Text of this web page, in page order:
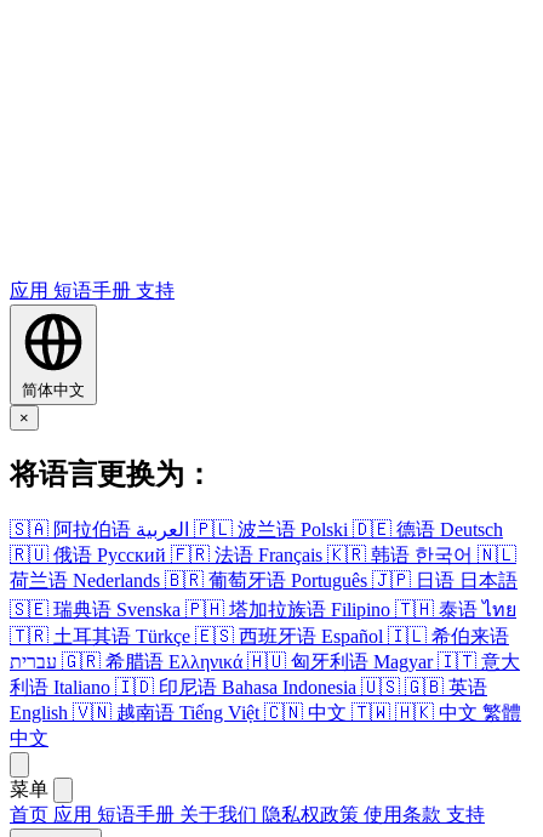
应用 短语​手册 支持
简体中文
×
将​语言​更换​为​：
🇸🇦 阿拉伯语 العربية 🇵🇱 波兰语 Polski 🇩🇪 德语 Deutsch
🇷🇺 俄语 Русский 🇫🇷 法语 Français 🇰🇷 韩语 한국어 🇳🇱
荷兰语 Nederlands 🇧🇷 葡萄牙语 Português 🇯🇵 日语 日本語
🇸🇪 瑞典语 Svenska 🇵🇭 塔​加拉​族语 Filipino 🇹🇭 泰语 ไทย
🇹🇷 土耳其语 Türkçe 🇪🇸 西班牙语 Español 🇮🇱 希伯来语
עברית 🇬🇷 希腊语 Ελληνικά 🇭🇺 匈牙利语 Magyar 🇮🇹 意大
利语 Italiano 🇮🇩 印尼语 Bahasa Indonesia 🇺🇸 🇬🇧 英语
English 🇻🇳 越南语 Tiếng Việt 🇨🇳 中文 🇹🇼 🇭🇰 中文 繁體
中文
菜单
首页 应用 短语​手册 关于​我们 隐私权政策 使用条款 支持